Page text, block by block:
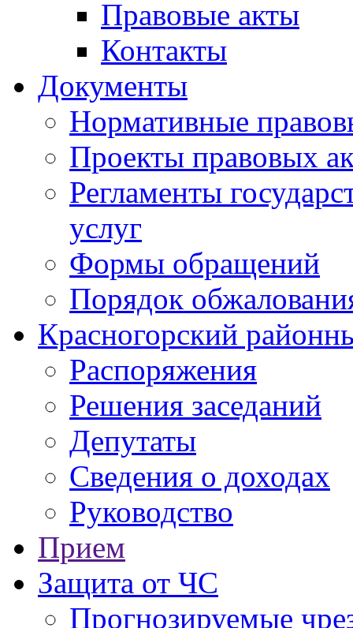
Правовые акты
Контакты
Документы
Нормативные
Проекты правовых
Регламенты
услуг
Формы обращений
Порядок
Красногорский
Распоряжения
Решения заседаний
Депутаты
Сведения о доходах
Руководство
Прием
Защита от ЧС
Прогнозируемые